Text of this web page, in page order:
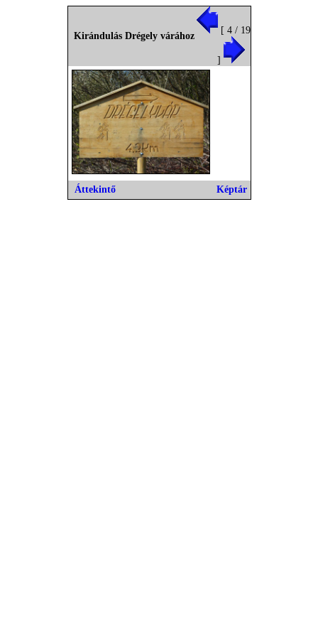
Kirándulás Drégely várához
[ 4 / 19
]
Áttekintő Képtár